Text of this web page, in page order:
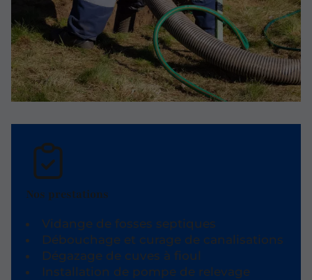
Nos prestations
Vidange de fosses septiques
Débouchage et curage de canalisations
Dégazage de cuves à fioul
Installation de pompe de relevage